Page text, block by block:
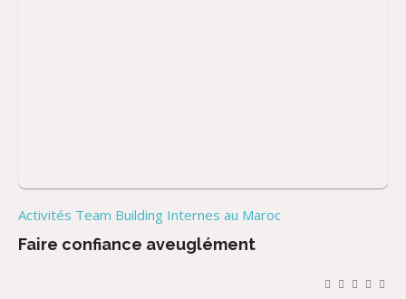
Activités Team Building Internes au Maroc
Faire confiance aveuglément